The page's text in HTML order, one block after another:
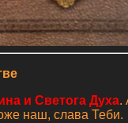
и Светога Духа.
наш, слава Теби.